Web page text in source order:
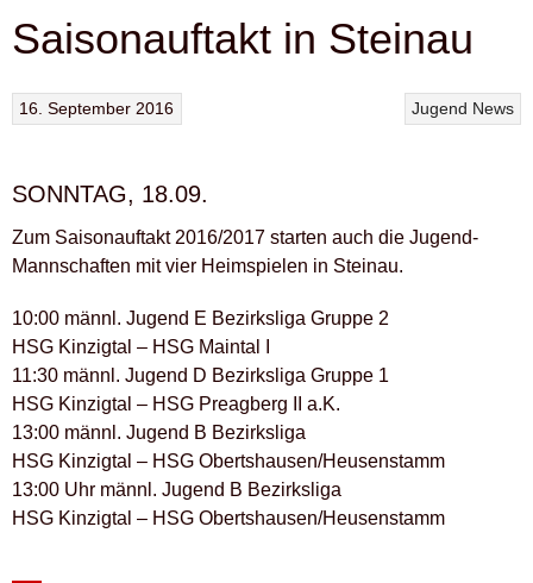
Saisonauftakt in Steinau
Jugend News
16. September 2016
SONNTAG, 18.09.
Zum Saisonauftakt 2016/2017 starten auch die Jugend-
Mannschaften mit vier Heimspielen in Steinau.
10:00 männl. Jugend E Bezirksliga Gruppe 2
HSG Kinzigtal – HSG Maintal I
11:30 männl. Jugend D Bezirksliga Gruppe 1
HSG Kinzigtal – HSG Preagberg II a.K.
13:00 männl. Jugend B Bezirksliga
HSG Kinzigtal – HSG Obertshausen/Heusenstamm
13:00 Uhr männl. Jugend B Bezirksliga
HSG Kinzigtal – HSG Obertshausen/Heusenstamm